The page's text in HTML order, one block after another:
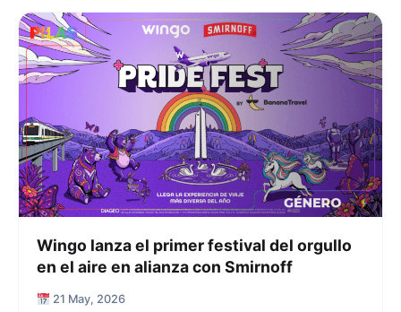
Wingo lanza el primer festival del orgullo
en el aire en alianza con Smirnoff
21 May, 2026